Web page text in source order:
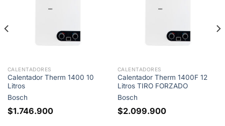
CALENTADORES
Calentador Therm 1400 10
Litros
Bosch
$1.746.900
CALENTADORES
Calentador Therm 1400F 12
Litros TIRO FORZADO
Bosch
$2.099.900